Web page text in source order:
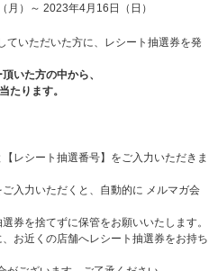
月）～ 2023年4月16日（日）
ていただいた方に、レシート抽選券を発
いた方の中から、
たります。
レシート抽選番号】をご入力いただきま
入力いただくと、自動的に メルマガ会
券を捨てずに保管をお願いいたします。
お近くの店舗へレシート抽選券をお持ち